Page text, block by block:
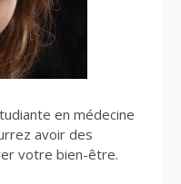
en médecine
avoir des
votre bien-être.